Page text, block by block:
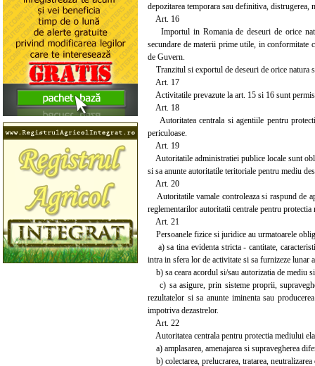
depozitarea temporara sau definitiva,
Art. 16
Importul in Romania de deseuri de orice
secundare de materii prime utile, in conformitate
de Guvern.
Tranzitul si exportul de deseuri de orice natura
Art. 17
Activitatile prevazute la art. 15 si 16 sunt
Art. 18
Autoritatea centrala si agentiile pentru
periculoase.
Art. 19
Autoritatile administratiei publice locale sunt
si sa anunte autoritatile teritoriale pentru mediu
Art. 20
Autoritatile vamale controleaza si raspund de
reglementarilor autoritatii centrale pentru protectia
Art. 21
Persoanele fizice si juridice au urmatoarele
a) sa tina evidenta stricta - cantitate,
intra in sfera lor de activitate si sa furnizeze lunar
b) sa ceara acordul si/sau autorizatia de mediu
c) sa asigure, prin sisteme proprii,
rezultatelor si sa anunte iminenta sau
impotriva dezastrelor.
Art. 22
Autoritatea centrala pentru protectia mediului
a) amplasarea, amenajarea si supravegherea
b) colectarea, prelucrarea, tratarea,